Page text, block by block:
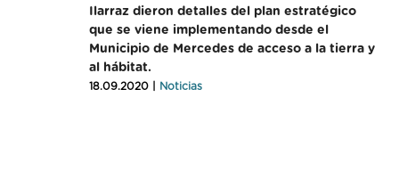
Ilarraz dieron detalles del plan estratégico
que se viene implementando desde el
Municipio de Mercedes de acceso a la tierra y
al hábitat.
18.09.2020 | Noticias